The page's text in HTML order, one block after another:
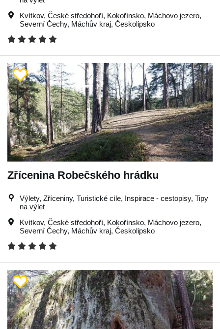
Kvítkov, České středohoří, Kokořínsko, Máchovo jezero,
Severní Čechy, Máchův kraj, Českolipsko
Zřícenina Robečského hrádku
Výlety, Zříceniny, Turistické cíle, Inspirace - cestopisy, Tipy
na výlet
Kvítkov, České středohoří, Kokořínsko, Máchovo jezero,
Severní Čechy, Máchův kraj, Českolipsko